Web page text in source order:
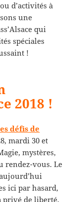
d’activités à
une
qui
spéciales
!
2018 !
défis de
mardi 30 et
mystères,
rendez-vous. Le
ici par hasard,
privé de liberté,